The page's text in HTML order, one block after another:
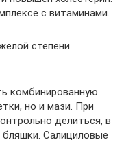
с витаминами.
степени
комбинированную
но и мази. При
делиться, в
Салициловые